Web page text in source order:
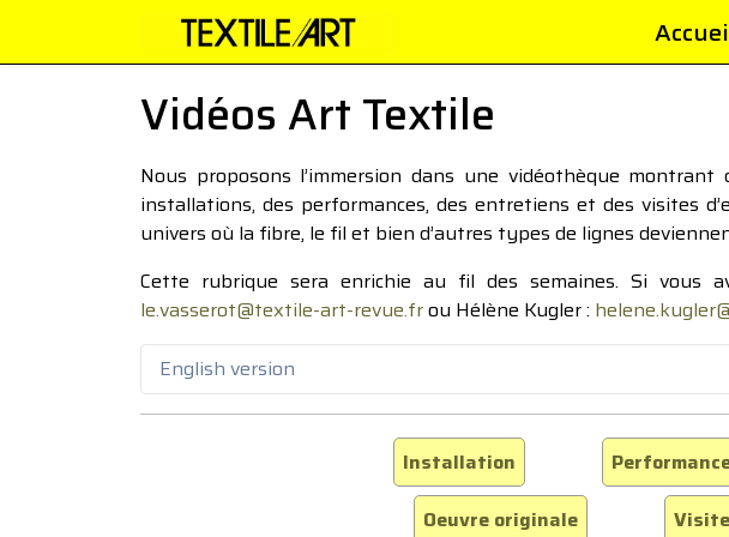
Vidéos Art Textile
Nous proposons l’immersion dans une vidéothèque
installations, des performances, des entretiens et des visites
univers où la fibre, le fil et bien d’autres types de lignes
Cette rubrique sera enrichie au fil des semaines. Si vous
le.vasserot@textile-art-revue.frou Hélène Kugler :
English version
Installation
Oeuvre originale